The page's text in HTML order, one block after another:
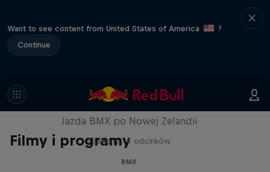
Want to see content from United States of America
?
Continue
Filmy i programy
Tip to Tail
Jazda BMX po Nowej Zelandii
1 sezony · 4 odcinków
BMX